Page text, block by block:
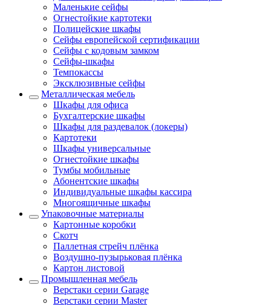
Маленькие сейфы
Огнестойкие картотеки
Полицейские шкафы
Сейфы европейской сертификации
Сейфы с кодовым замком
Сейфы-шкафы
Темпокассы
Эксклюзивные сейфы
Металлическая мебель
Шкафы для офиса
Бухгалтерские шкафы
Шкафы для раздевалок (локеры)
Картотеки
Шкафы универсальные
Огнестойкие шкафы
Тумбы мобильные
Абонентские шкафы
Индивидуальные шкафы кассира
Многоящичные шкафы
Упаковочные материалы
Картонные коробки
Скотч
Паллетная стрейч плёнка
Воздушно-пузырьковая плёнка
Картон листовой
Промышленная мебель
Верстаки серии Garage
Верстаки серии Master